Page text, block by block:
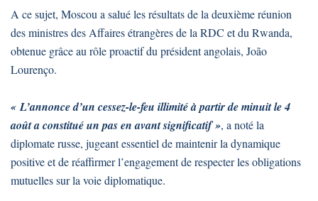
A ce sujet, Moscou a salué les résultats de la deuxième réunion
des ministres des Affaires étrangères de la RDC et du Rwanda,
obtenue grâce au rôle proactif du président angolais, João
Lourenço.
« L’annonce d’un cessez-le-feu illimité à partir de minuit le 4
août a constitué un pas en avant significatif », a noté la
diplomate russe, jugeant essentiel de maintenir la dynamique
positive et de réaffirmer l’engagement de respecter les obligations
mutuelles sur la voie diplomatique.